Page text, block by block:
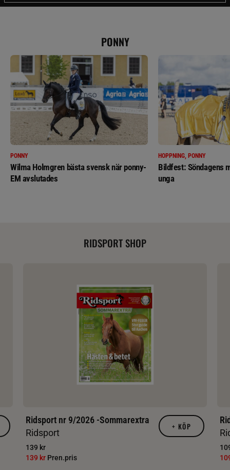
PONNY
PONNY
Wilma Holmgren bästa svensk när ponny-
EM avslutades
HOPPNING, PONNY
Bildfest: Söndagens
unga
RIDSPORT SHOP
Ridsport nr 9/2026 -Sommarextra
Ridsport
139 kr
139 kr Pren.pris
+ KÖP